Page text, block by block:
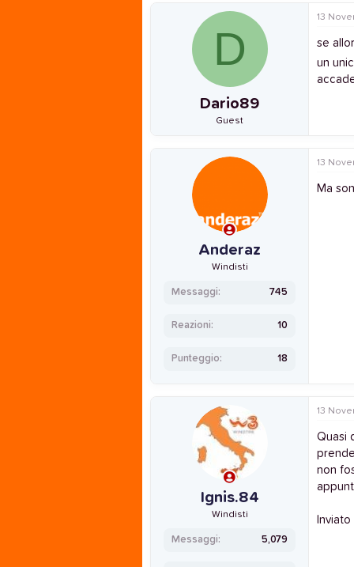
D
Dario89
Guest
13
se
un
Anderaz
Windisti
Messaggi 745
Reazioni 10
Punteggio 18
13
Ma
Ignis.84
Windisti
Messaggi 5,079
13
Quasi
non
Inviato